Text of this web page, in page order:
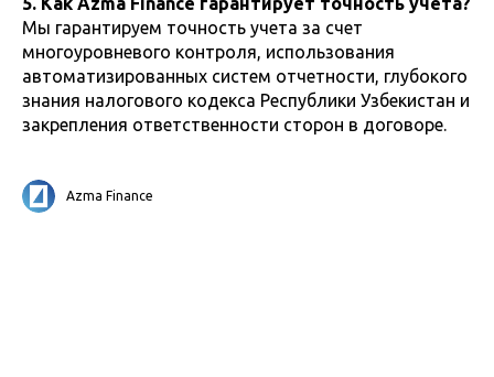
Мы гарантируем точность учета за счет
многоуровневого контроля, использования
автоматизированных систем отчетности, глубокого
знания налогового кодекса Республики Узбекистан и
закрепления ответственности сторон в договоре.
Azma Finance